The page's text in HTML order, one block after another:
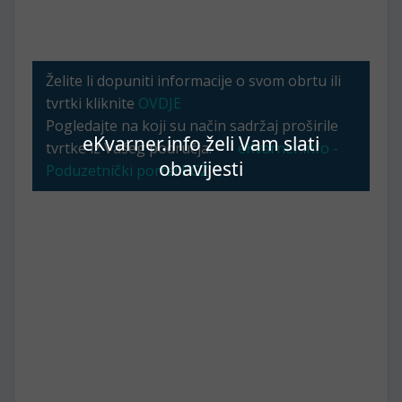
eKvarner.info želi Vam slati
obavijesti
Želite li dopuniti informacije o svom obrtu ili
tvrtki kliknite OVDJE
Pogledajte na koji su način sadržaj proširile
tvrtke iz Vašeg područja:
- eKvarner.info -
Poduzetnički portal PGŽ